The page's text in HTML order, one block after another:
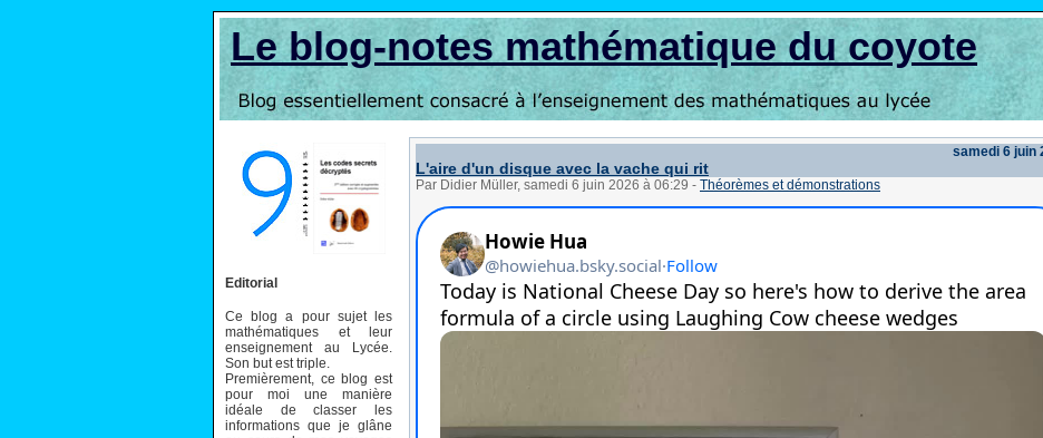
Le blog-notes mathématique du coyote
Editorial
Ce blog a pour sujet les
mathématiques et leur
enseignement au Lycée.
Son but est triple.
Premièrement, ce blog est
pour moi une manière
idéale de classer les
informations que je glâne
samedi 6 juin
L'aire d'un disque avec la vache qui rit
Par Didier Müller, samedi 6 juin 2026 à 06:29 - Théorèmes et démonstrations